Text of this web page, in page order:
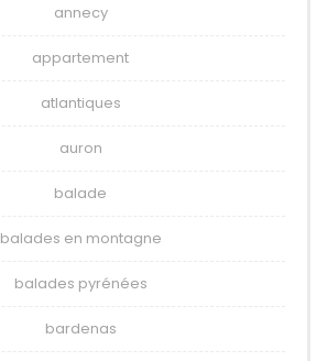
annecy
appartement
atlantiques
auron
balade
balades en montagne
balades pyrénées
bardenas